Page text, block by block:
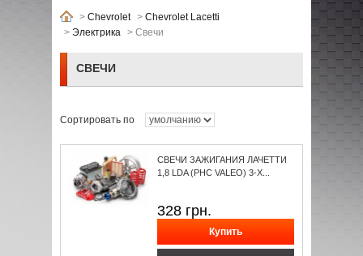
> Chevrolet > Chevrolet Lacetti
> Электрика > Свечи
СВЕЧИ
Сортировать по
СВЕЧИ ЗАЖИГАНИЯ ЛАЧЕТТИ
1,8 LDA (PHC VALEO) 3-Х...
328 грн.